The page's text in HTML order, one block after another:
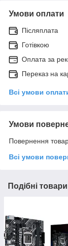
Умови оплати
Післяплата
Готівкою
Оплата за
Переказ на
Всі умови
Умови
Повернення
Всі умови
Подібні